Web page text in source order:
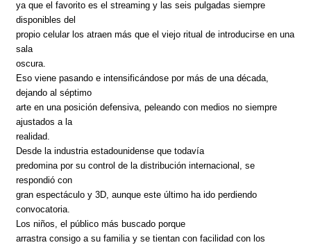
ya que el favorito es el streaming y las seis pulgadas siempre
disponibles del
propio celular los atraen más que el viejo ritual de introducirse en una
sala
oscura.
Eso viene pasando e intensificándose por más de una década,
dejando al séptimo
arte en una posición defensiva, peleando con medios no siempre
ajustados a la
realidad.
Desde la industria estadounidense que todavía
predomina por su control de la distribución internacional, se
respondió con
gran espectáculo y 3D, aunque este último ha ido perdiendo
convocatoria.
Los niños, el público más buscado porque
arrastra consigo a su familia y se tientan con facilidad con los